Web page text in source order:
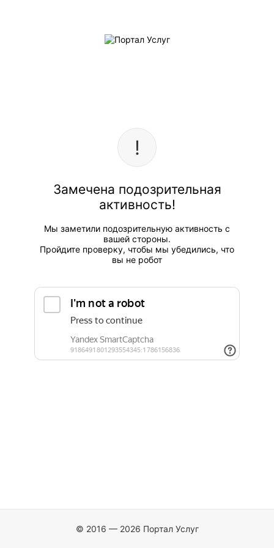
Замечена подозрительная
активность!
Мы заметили подозрительную активность с
вашей стороны.
Пройдите проверку, чтобы мы убедились, что
вы не робот
© 2016 — 2026 Портал Услуг